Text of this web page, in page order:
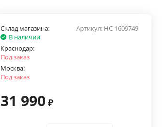
Артикул: НС-1609749
Склад магазина:
В наличии
Краснодар:
Под заказ
Москва:
Под заказ
31 990 ₽